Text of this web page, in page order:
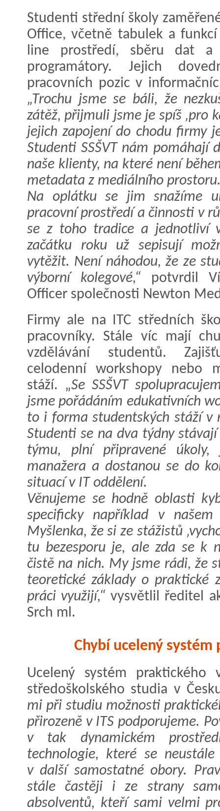
Studenti střední školy
Office, včetně tabulek a
line prostředí, sběru dat
programátory. Jejich
pracovních pozic v
„Trochu jsme se báli, že
zátěž, přijmuli jsme je spíš ‚pro
jejich zapojení do chodu firmy
Studenti SSŠVT nám pomáhají
naše klienty, na které není
metadata z mediálního
Na oplátku se jim snažíme
pracovní prostředí a činnosti v
se z toho tradice a jednotliví
začátku roku už sepisují
vytěžit. Není náhodou, že ze
výborní kolegové,“ potvrdil
Officer společnosti Newton
Firmy ale na ITC středních
pracovníky. Stále víc mají
vzdělávání studentů.
celodenní workshopy nebo
stáží. „Se SSŠVT
jsme pořádáním edukativních
to i forma studentských stáží v
Studenti se na dva týdny
týmu, plní připravené úkoly,
manažera a dostanou se do
situací v IT oddělení.
Věnujeme se hodně oblasti
specificky například v našem
Myšlenka, že si ze stážistů
tu bezesporu je, ale zda se k
čistě na nich. My jsme rádi, že
teoretické základy o praktické
práci využijí,“ vysvětlil ředitel
Srch ml.
Chybí ucelený
Ucelený systém
středoškolského studia v
mi při studiu možnosti
přirozeně v ITS podporujeme.
v tak dynamickém
technologie, které se
v další samostatné obory.
stále častěji i ze strany
absolventů, kteří sami velmi